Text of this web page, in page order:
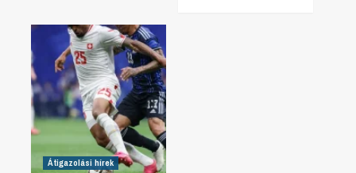
Átigazolási hírek